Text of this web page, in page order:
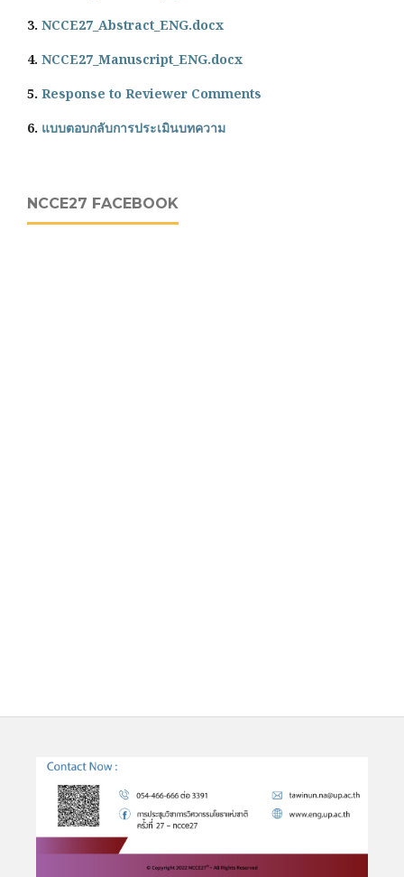
3. NCCE27_Abstract_ENG.docx
4. NCCE27_Manuscript_ENG.docx
5. Response to Reviewer Comments
6. แบบตอบกลับการประเมินบทความ
NCCE27 FACEBOOK